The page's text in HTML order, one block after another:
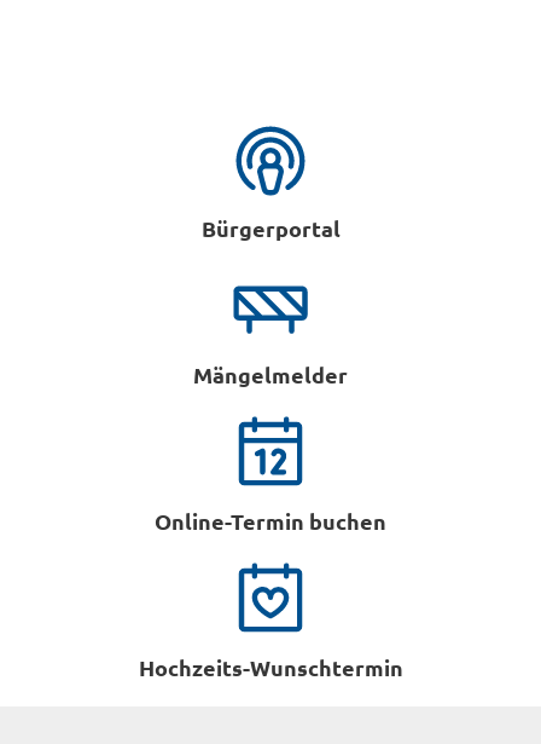
Bürgerportal
Mängelmelder
Online-Termin buchen
Hochzeits-Wunschtermin